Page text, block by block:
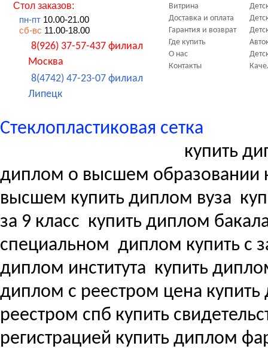
Стол заказов:
пн-пт 10.00-21.00
сб-вс 11.00-18.00
8(926) 37-57-437 филиал
Москва
8(4742) 47-23-07 филиал
Липецк
Витрина
Доставка и оплата
Гарантия и возврат
Где купить
О нас
Контакты
Стеклопластиковая сетка
купить
диплом о высшем образовании
высшем купить диплом вуза
за 9 класс купить диплом
специальном диплом купить с
диплом института купить
диплом с реестром цена
реестром спб купить
регистрацией купить диплом